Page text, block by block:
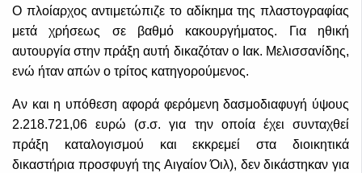
Ο πλοίαρχος αντιμετώπιζε το αδίκημα της πλαστογραφίας
μετά χρήσεως σε βαθμό κακουργήματος. Για ηθική
αυτουργία στην πράξη αυτή δικαζόταν ο Ιακ. Μελισσανίδης,
ενώ ήταν απών ο τρίτος κατηγορούμενος.
Αν και η υπόθεση αφορά φερόμενη δασμοδιαφυγή ύψους
2.218.721,06 ευρώ (σ.σ. για την οποία έχει συνταχθεί
πράξη καταλογισμού και εκκρεμεί στα διοικητικά
δικαστήρια προσφυγή της Αιγαίον Όιλ), δεν δικάστηκαν για